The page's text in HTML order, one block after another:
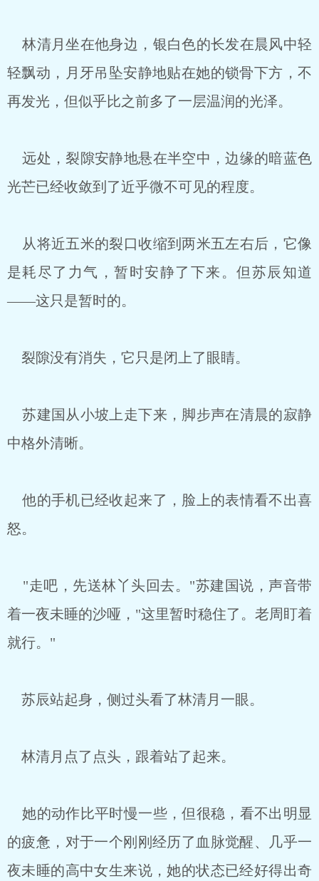
林清月坐在他身边，银白色的长发在晨风中轻
轻飘动，月牙吊坠安静地贴在她的锁骨下方，不
再发光，但似乎比之前多了一层温润的光泽。
远处，裂隙安静地悬在半空中，边缘的暗蓝色
光芒已经收敛到了近乎微不可见的程度。
从将近五米的裂口收缩到两米五左右后，它像
是耗尽了力气，暂时安静了下来。但苏辰知道
——这只是暂时的。
裂隙没有消失，它只是闭上了眼睛。
苏建国从小坡上走下来，脚步声在清晨的寂静
中格外清晰。
他的手机已经收起来了，脸上的表情看不出喜
怒。
"走吧，先送林丫头回去。"苏建国说，声音带
着一夜未睡的沙哑，"这里暂时稳住了。老周盯着
就行。"
苏辰站起身，侧过头看了林清月一眼。
林清月点了点头，跟着站了起来。
她的动作比平时慢一些，但很稳，看不出明显
的疲惫，对于一个刚刚经历了血脉觉醒、几乎一
夜未睡的高中女生来说，她的状态已经好得出奇